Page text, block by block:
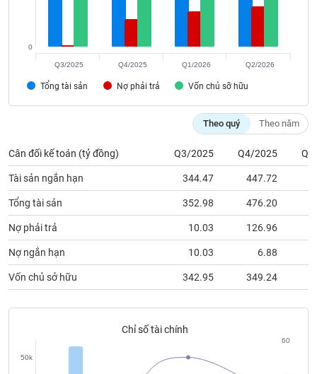
Tổng tài sản Nợ phải trả Vốn chủ sỡ hữu
0
Q3/2025 Q4/2025 Q1/2026 Q2/2026
Theo quý Theo năm
Cân đối kế toán (tỷ đồng) Q3/2025 Q4/2025
Tài sản ngắn hạn 344.47 447.72
Tổng tài sản 352.98 476.20
Nợ phải trả 10.03 126.96
Nợ ngắn hạn 10.03 6.88
Vốn chủ sở hữu 342.95 349.24
Chỉ số tài chính
50k
60
Sách
chính
Công
cụ
đầu
tư
Truyền